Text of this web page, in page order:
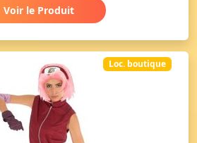
Voir le Produit
Loc. boutique